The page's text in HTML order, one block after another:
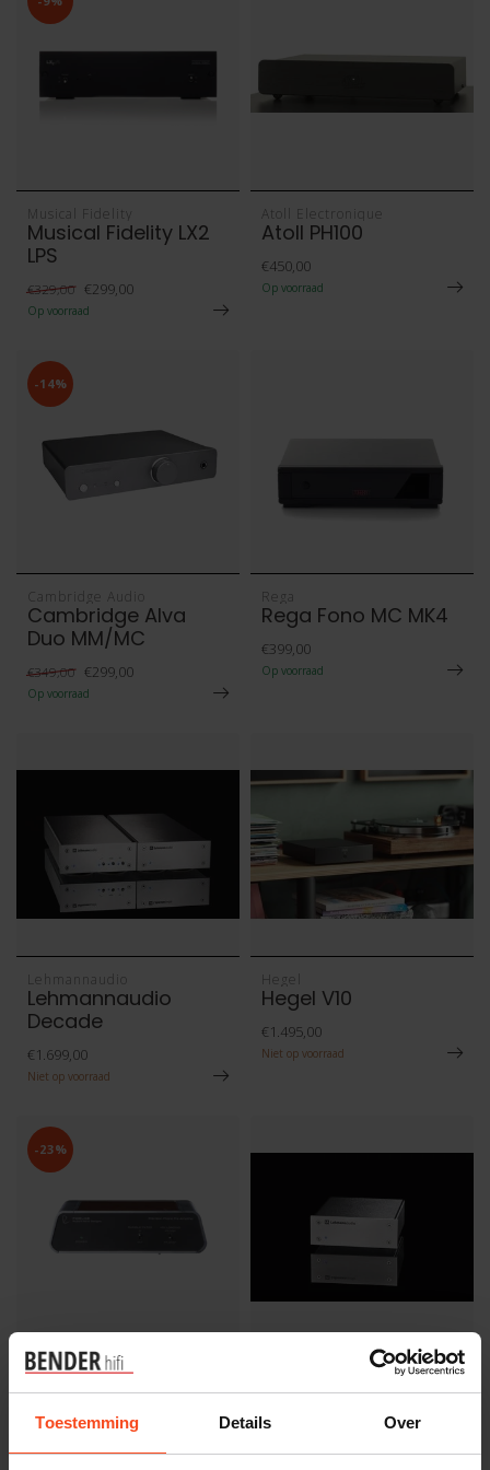
Toestemming Details Over
Musical Fidelity
Musical Fidelity LX2
LPS
€329,00 €299,00
Op voorraad
Atoll Electronique
Atoll PH100
€450,00
Op voorraad
-14%
Cambridge Audio
Cambridge Alva
Duo MM/MC
€349,00 €299,00
Op voorraad
Rega
Rega Fono MC MK4
€399,00
Op voorraad
Lehmannaudio
Lehmannaudio
Decade
€1.699,00
Niet op voorraad
Hegel
Hegel V10
€1.495,00
Niet op voorraad
-23%
Fidelice
Fidelice Precision
€995,00
Op voorraad
Lehmannaudio Black
Op voorraad